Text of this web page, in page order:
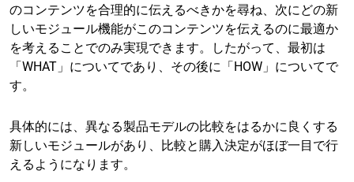
のコンテンツを合理的に伝えるべきかを尋ね、次にどの新
しいモジュール機能がこのコンテンツを伝えるのに最適か
を考えることでのみ実現できます。したがって、最初は
「WHAT」についてであり、その後に「HOW」についてで
す。
具体的には、異なる製品モデルの比較をはるかに良くする
新しいモジュールがあり、比較と購入決定がほぼ一目で行
えるようになります。